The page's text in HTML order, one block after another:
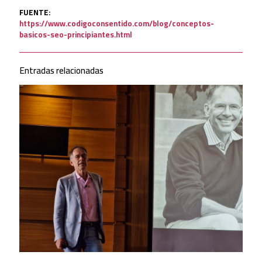
FUENTE:
https://www.codigoconsentido.com/blog/conceptos-
basicos-seo-principiantes.html
Entradas relacionadas